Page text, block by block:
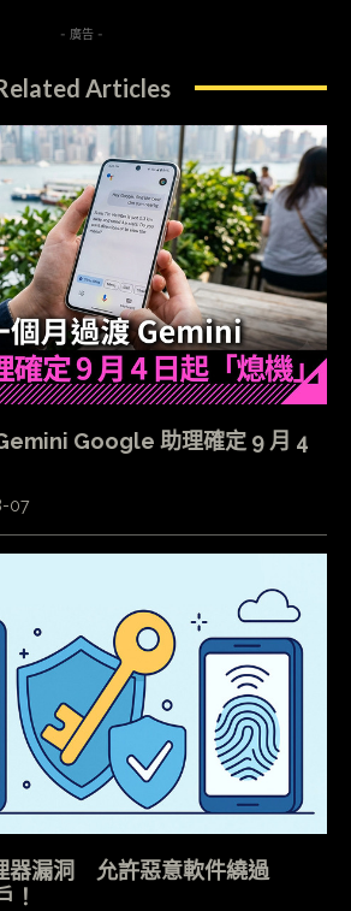
- 廣告 -
Articles
Google 助理確定 9 月 4
07
器漏洞 允許惡意軟件繞過
！